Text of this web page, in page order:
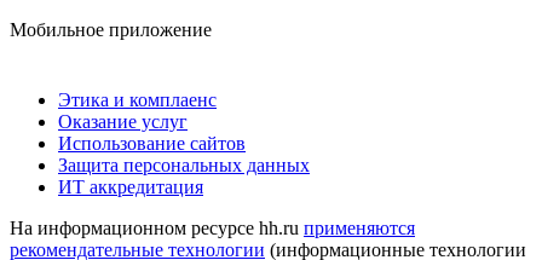
Мобильное приложение
Этика и комплаенс
Оказание услуг
Использование сайтов
Защита персональных данных
ИТ аккредитация
На информационном ресурсе hh.ru применяются
рекомендательные технологии (информационные технологии